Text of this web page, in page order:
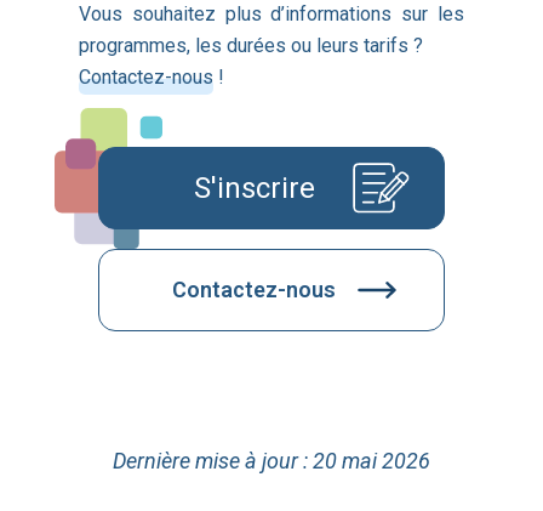
Vous souhaitez plus d’informations sur les
programmes, les durées ou leurs tarifs ?
Contactez-nous !
S'inscrire
Contactez-nous
Dernière mise à jour : 20 mai 2026